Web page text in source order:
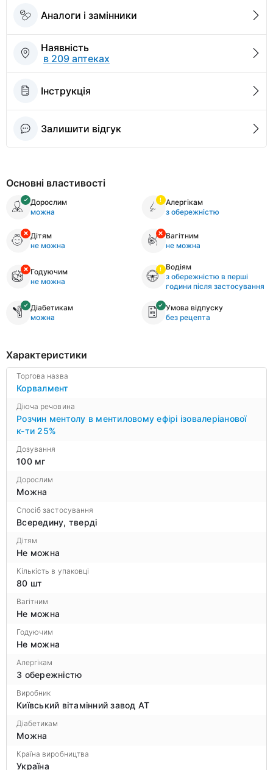
Аналоги і замінники
Наявність
в 209 аптеках
Інструкція
Залишити відгук
Основні властивості
Дорослим
можна
Алергікам
з обережністю
Дітям
не можна
Вагітним
не можна
Годуючим
не можна
Водіям
з обережністю в перші
години після застосування
Діабетикам
можна
Умова відпуску
без рецепта
Характеристики
Торгова назва
Корвалмент
Діюча речовина
Розчин ментолу в ментиловому ефірі ізовалеріанової
к-ти 25%
Дозування
100 мг
Дорослим
Можна
Спосіб застосування
Всередину, тверді
Дітям
Не можна
Кількість в упаковці
80 шт
Вагітним
Не можна
Годуючим
Не можна
Алергікам
З обережністю
Виробник
Київський вітамінний завод АТ
Діабетикам
Можна
Країна виробництва
Україна